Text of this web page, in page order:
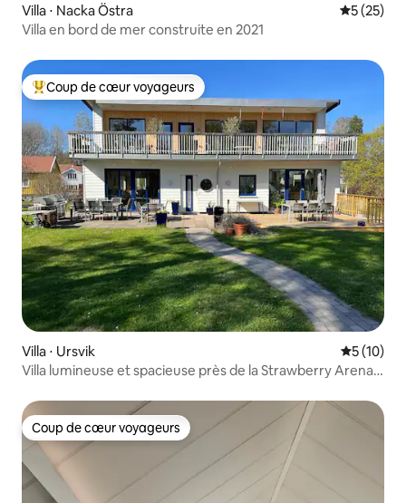
Villa ⋅ Nacka Östra
5 (25)
Villa en bord de mer construite en 2021
Coups de cœur voyageurs les plus appréciés
Coup de cœur voyageurs
Villa ⋅ Ursvik
5 (10)
Villa lumineuse et spacieuse près de la Strawberry Arena
Coup de cœur voyageurs
Coup de cœur voyageurs